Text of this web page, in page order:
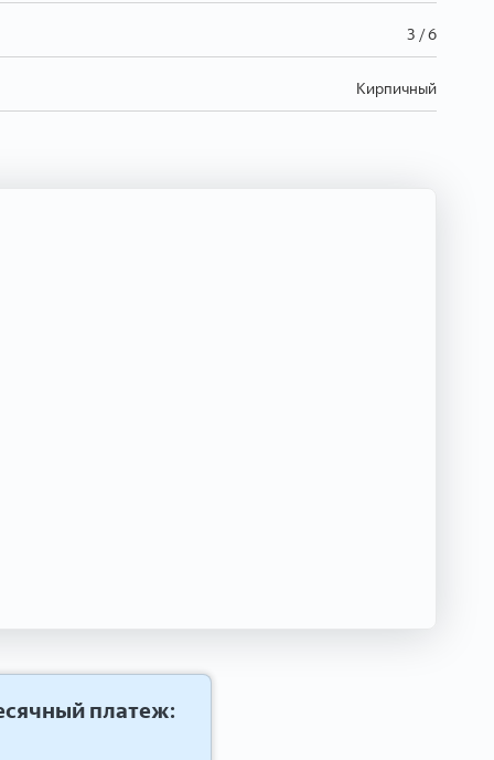
3 / 6
Кирпичный
платеж: